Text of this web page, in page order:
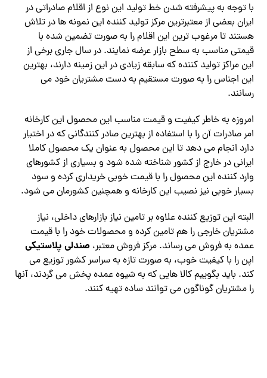
با توجه به پیشرفته شدن خط تولید این نوع از اقلام صادراتی در
ایران بعضی از معتبرترین مرکز تولید کننده این نمونه ها در تلاش
هستند تا مرغوب ترین این اقلام را به صورت تضمین شده با
قیمتی مناسب به سطح بازار عرضه نمایند. در سال جاری برخی از
این مراکز تولید کننده که سابقه زیادی در این زمینه دارند، بهترین
این اجناس را به صورت مستقیم به دست مشتریان خود می
رسانند.
امروزه به خاطر کیفیت و قیمت مناسب این محصول این کارخانه
امر صادرات آن را با استفاده از بهترین صادر کنندگانی که در اختیار
دارد انجام می دهد تا این محصول به عنوان یک محصول کاملا
ایرانی در خارج از کشور شناخته شده شود و بسیاری از کشورهای
وارد کننده این محصول را با قیمت خوبی خریداری کرده و سود
بسیار خوبی نیز نصیب این کارخانه و همچنین کشورمان می شود.
البته این توزیع‌ کننده علاوه بر تامین نیاز بازارهای داخلی، نیاز
مشتریان خارجی را هم تامین کرده و محصولات خود را با قیمت
عمده به فروش می رساند. مرکز فروش معتبر، صندلی پلاستیکی
اپن را با کیفیت خوب، به صورت تازه به سراسر کشور توزیع می
کند. باید بگوییم کالا هایی که به شیوه عمده پخش می گردند، آنها
را مشتریان گوناگون می توانند ساده تهیه کنند.